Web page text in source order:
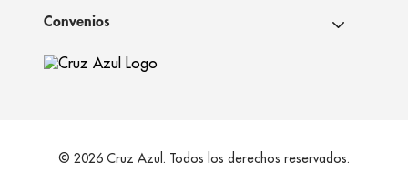
Convenios
© 2026 Cruz Azul. Todos los derechos reservados.